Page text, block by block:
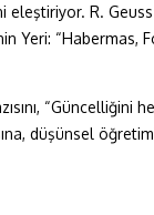
eleştiriyor. R.
Yeri:
“Güncelliğini
düşünsel